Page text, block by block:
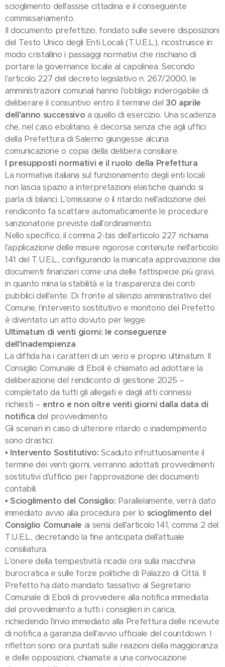
scioglimento dell'assise cittadina e il conseguente
commissariamento.
Il documento prefettizio, fondato sulle severe disposizioni
del Testo Unico degli Enti Locali (T.U.E.L.), ricostruisce in
modo cristallino i passaggi normativi che rischiano di
portare la governance locale al capolinea. Secondo
l'articolo 227 del decreto legislativo n. 267/2000, le
amministrazioni comunali hanno l'obbligo inderogabile di
deliberare il consuntivo entro il termine del 30 aprile
dell'anno successivo a quello di esercizio. Una scadenza
che, nel caso ebolitano, è decorsa senza che agli uffici
della Prefettura di Salerno giungesse alcuna
comunicazione o copia della delibera consiliare.
I presupposti normativi e il ruolo della Prefettura
La normativa italiana sul funzionamento degli enti locali
non lascia spazio a interpretazioni elastiche quando si
parla di bilanci. L'omissione o il ritardo nell'adozione del
rendiconto fa scattare automaticamente le procedure
sanzionatorie previste dall'ordinamento.
Nello specifico, il comma 2-bis dell'articolo 227 richiama
l'applicazione delle misure rigorose contenute nell'articolo
141 del T.U.E.L., configurando la mancata approvazione dei
documenti finanziari come una delle fattispecie più gravi,
in quanto mina la stabilità e la trasparenza dei conti
pubblici dell'ente. Di fronte al silenzio amministrativo del
Comune, l'intervento sostitutivo e monitorio del Prefetto
è diventato un atto dovuto per legge.
Ultimatum di venti giorni: le conseguenze
dell'inadempienza
La diffida ha i caratteri di un vero e proprio ultimatum. Il
Consiglio Comunale di Eboli è chiamato ad adottare la
deliberazione del rendiconto di gestione 2025 –
completato da tutti gli allegati e dagli atti connessi
richiesti – entro e non oltre venti giorni dalla data di
notifica del provvedimento.
Gli scenari in caso di ulteriore ritardo o inadempimento
sono drastici:
• Intervento Sostitutivo: Scaduto infruttuosamente il
termine dei venti giorni, verranno adottati provvedimenti
sostitutivi d'ufficio per l'approvazione dei documenti
contabili.
• Scioglimento del Consiglio: Parallelamente, verrà dato
immediato avvio alla procedura per lo scioglimento del
Consiglio Comunale ai sensi dell'articolo 141, comma 2 del
T.U.E.L., decretando la fine anticipata dell'attuale
consiliatura.
L'onere della tempestività ricade ora sulla macchina
burocratica e sulle forze politiche di Palazzo di Città. Il
Prefetto ha dato mandato tassativo al Segretario
Comunale di Eboli di provvedere alla notifica immediata
del provvedimento a tutti i consiglieri in carica,
richiedendo l'invio immediato alla Prefettura delle ricevute
di notifica a garanzia dell'avvio ufficiale del countdown. I
riflettori sono ora puntati sulle reazioni della maggioranza
e delle opposizioni, chiamate a una convocazione